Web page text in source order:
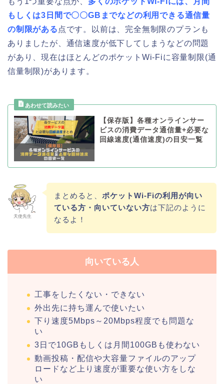
もしくは3日間で〇〇GBまでなどの利用できる通信量
の制限がある 点です。以前は、完全無制限のプランも
ありましたが、通信速度が低下してしまうなどの問題
があり、現在はほとんどのポケットWi-Fiに容量制限(通
信量制限)があります。
【保存版】各種オンラインサー
ビスの消費データ通信量+必要な
回線速度(通信速度)の目安一覧
天使先生
まとめると、 ポケットWi-Fiの利用が向い
ている方・向いていない方は下記のように
なるよ！
向いている人
工事をしたくない・できない
外出先に持ち運んで使いたい
下り速度5Mbps～20Mbps程度でも問題な
い
3日で10GBもしくは月間100GBも使わない
動画投稿・配信や大容量ファイルのアップ
ロードなど上り速度が重要な使い方をしな
い